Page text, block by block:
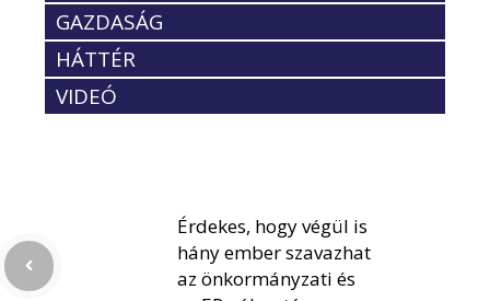
GAZDASÁG
HÁTTÉR
VIDEÓ
Érdekes, hogy végül is
hány ember szavazhat
az önkormányzati és